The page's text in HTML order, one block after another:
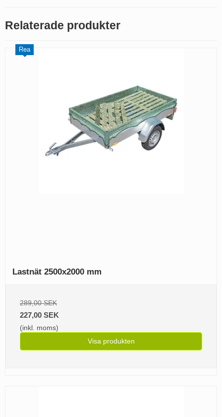
Relaterade produkter
Rea
Lastnät 2500x2000 mm
289,00 SEK
227,00 SEK
(inkl. moms)
Visa produkten